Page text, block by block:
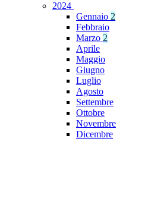
2024
Gennaio 2
Febbraio
Marzo 2
Aprile
Maggio
Giugno
Luglio
Agosto
Settembre
Ottobre
Novembre
Dicembre